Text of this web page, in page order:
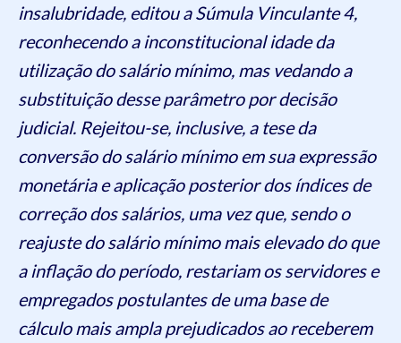
insalubridade, editou a Súmula Vinculante 4,
reconhecendo a inconstitucional idade da
utilização do salário mínimo, mas vedando a
substituição desse parâmetro por decisão
judicial. Rejeitou-se, inclusive, a tese da
conversão do salário mínimo em sua expressão
monetária e aplicação posterior dos índices de
correção dos salários, uma vez que, sendo o
reajuste do salário mínimo mais elevado do que
a inflação do período, restariam os servidores e
empregados postulantes de uma base de
cálculo mais ampla prejudicados ao receberem